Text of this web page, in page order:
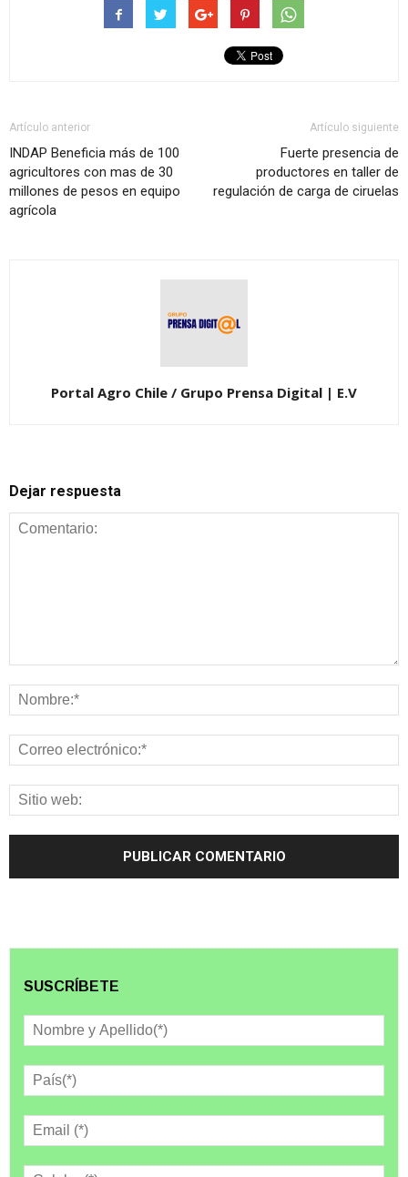
Artículo anterior
INDAP Beneficia más de 100
agricultores con mas de 30
millones de pesos en equipo
agrícola
Artículo siguiente
Fuerte presencia de
productores en taller de
regulación de carga de ciruelas
Portal Agro Chile / Grupo Prensa Digital | E.V
Dejar respuesta
SUSCRÍBETE